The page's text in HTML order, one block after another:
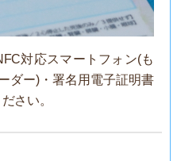
対応スマートフォン(も
ダー)・署名用電子証明書
さい。